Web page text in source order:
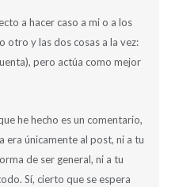
a hacer caso a mi o a los
otro y las dos cosas a la vez:
pero actúa como mejor
he hecho es un comentario,
era únicamente al post, ni a tu
de ser general, ni a tu
Sí, cierto que se espera